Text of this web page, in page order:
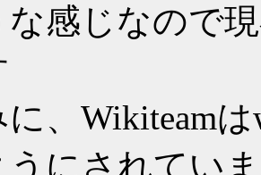
な感じなので
、Wikiteam
うにされてい